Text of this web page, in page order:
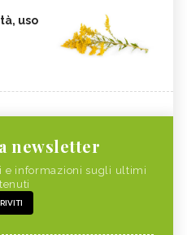
uso
newsletter
e informazioni sugli ultimi